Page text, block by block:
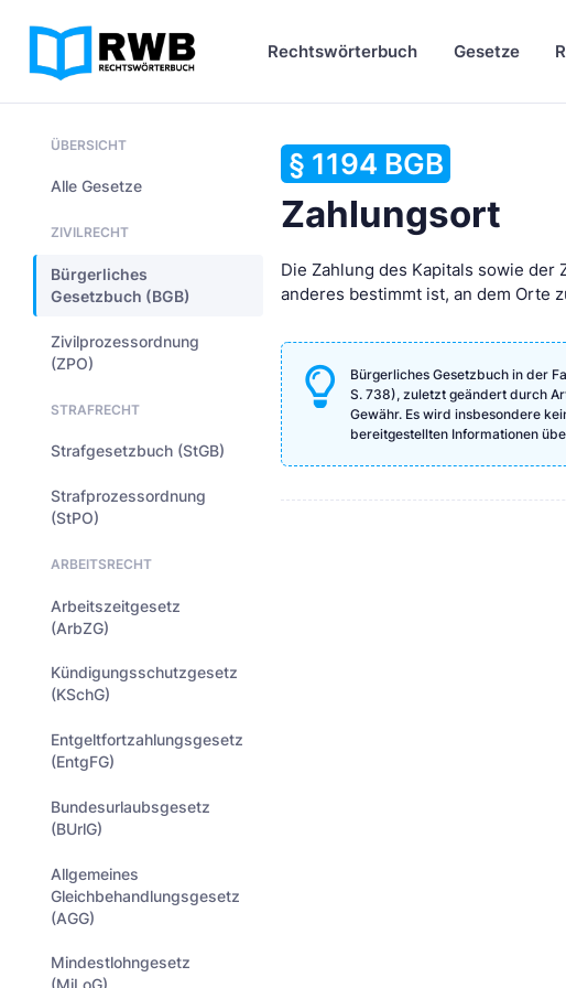
Rechtswörterbuch Gesetze
ÜBERSICHT
Alle Gesetze
ZIVILRECHT
Bürgerliches
Gesetzbuch (BGB)
Zivilprozessordnung
(ZPO)
STRAFRECHT
Strafgesetzbuch (StGB)
Strafprozessordnung
(StPO)
ARBEITSRECHT
Arbeitszeitgesetz
(ArbZG)
Kündigungsschutzgesetz
(KSchG)
Entgeltfortzahlungsgesetz
(EntgFG)
Bundesurlaubsgesetz
(BUrlG)
Allgemeines
Gleichbehandlungsgesetz
(AGG)
Mindestlohngesetz
§ 1194 BGB
Zahlungsort
Die Zahlung des Kapitals sowie
anderes bestimmt ist, an dem Orte
Bürgerliches Gesetzbuch in der
S. 738), zuletzt geändert durch
Gewähr. Es wird insbesondere
bereitgestellten Informationen